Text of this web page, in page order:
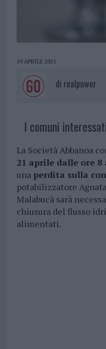
19 APRILE 2021
di realpower
I comuni
La Società Abbanoa
21 aprile dalle ore 8
una perdita sulla
potabilizzatore
Malabucà sarà
chiusura del flusso
alimentati.